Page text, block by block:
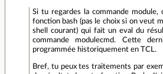
Si tu regardes la commande module,
fonction bash (pas le choix si on veut
shell courant) qui fait un eval du
commande modulecmd. Cette
programmée historiquement en TCL.
Bref, tu peux tes traitements par